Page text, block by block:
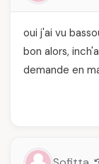
oui j'ai vu
bon alors,
demande en